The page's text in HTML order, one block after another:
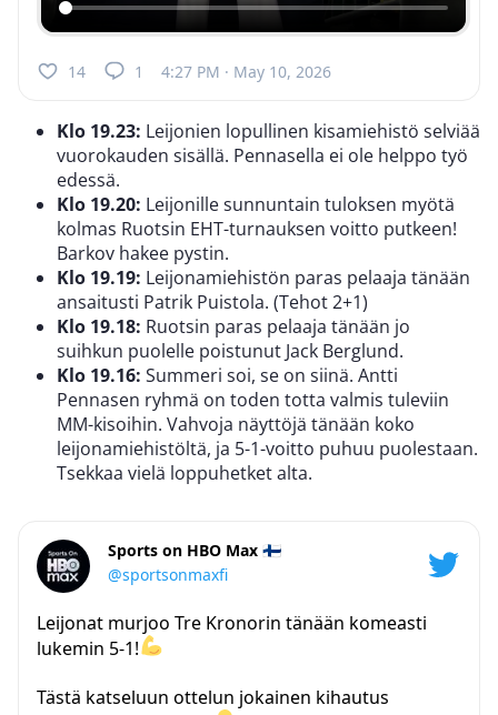
14 1 4:27 PM · May 10, 2026
Klo 19.23: Leijonien lopullinen kisamiehistö selviää
vuorokauden sisällä. Pennasella ei ole helppo työ
edessä.
Klo 19.20: Leijonille sunnuntain tuloksen myötä
kolmas Ruotsin EHT-turnauksen voitto putkeen!
Barkov hakee pystin.
Klo 19.19: Leijonamiehistön paras pelaaja tänään
ansaitusti Patrik Puistola. (Tehot 2+1)
Klo 19.18: Ruotsin paras pelaaja tänään jo
suihkun puolelle poistunut Jack Berglund.
Klo 19.16: Summeri soi, se on siinä. Antti
Pennasen ryhmä on toden totta valmis tuleviin
MM-kisoihin. Vahvoja näyttöjä tänään koko
leijonamiehistöltä, ja 5-1-voitto puhuu puolestaan.
Tsekkaa vielä loppuhetket alta.
Sports on HBO Max 🇫🇮
@sportsonmaxfi
Leijonat murjoo Tre Kronorin tänään komeasti
lukemin 5-1!
Tästä katseluun ottelun jokainen kihautus